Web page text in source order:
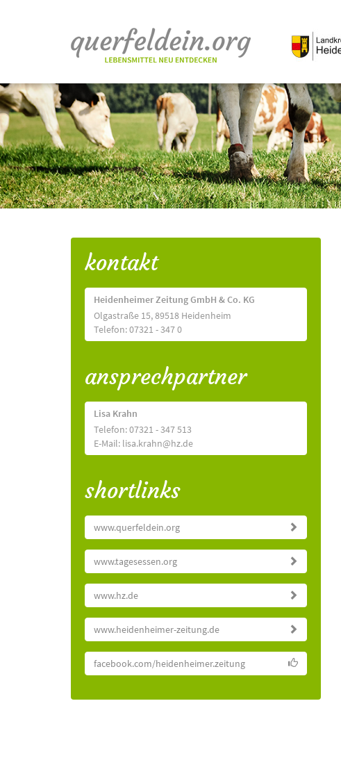
kontakt
Heidenheimer Zeitung GmbH & Co. KG
Olgastraße 15, 89518 Heidenheim
Telefon: 07321 - 347 0
ansprechpartner
Lisa Krahn
Telefon: 07321 - 347 513
E-Mail: lisa.krahn@hz.de
shortlinks
www.querfeldein.org
www.tagesessen.org
www.hz.de
www.heidenheimer-zeitung.de
facebook.com/heidenheimer.zeitung